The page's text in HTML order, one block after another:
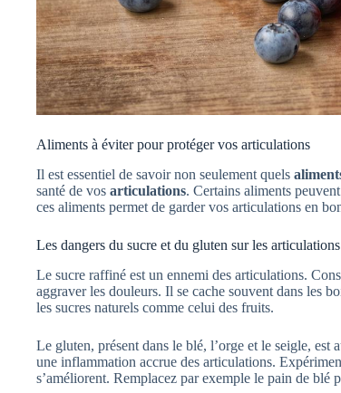
Aliments à éviter pour protéger vos articulations
Il est essentiel de savoir non seulement quels
santé de vos articulations. Certains aliments
ces aliments permet de garder vos articulations en
Les dangers du sucre et du gluten sur les articulations
Le sucre raffiné est un ennemi des articulations.
aggraver les douleurs. Il se cache souvent dans les
les sucres naturels comme celui des fruits.
Le gluten, présent dans le blé, l’orge et le seigle, est
une inflammation accrue des articulations.
s’améliorent. Remplacez par exemple le pain de blé